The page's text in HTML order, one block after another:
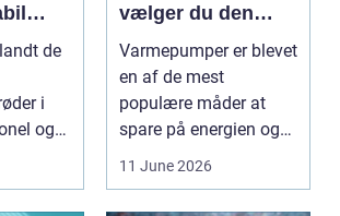
de
i
og
vælger du den
rigtige løsning
Varmepumper er blevet
en af de mest
populære måder at
spare på energien og
få et bedre indeklima
11 June 2026